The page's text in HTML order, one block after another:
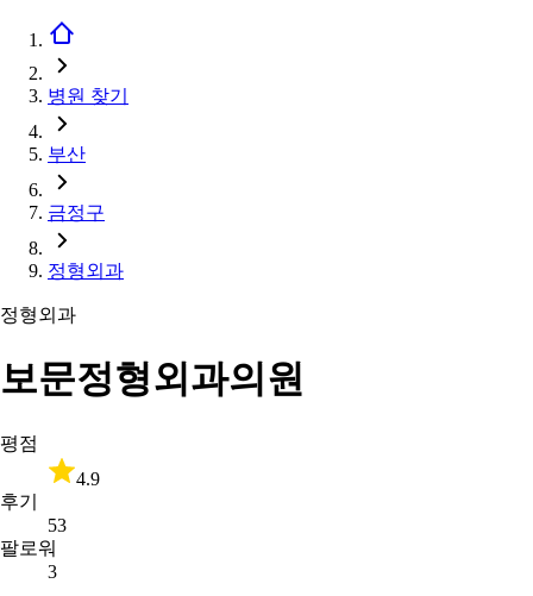
병원 찾기
부산
금정구
정형외과
정형외과
보문정형외과의원
평점
4.9
후기
53
팔로워
3